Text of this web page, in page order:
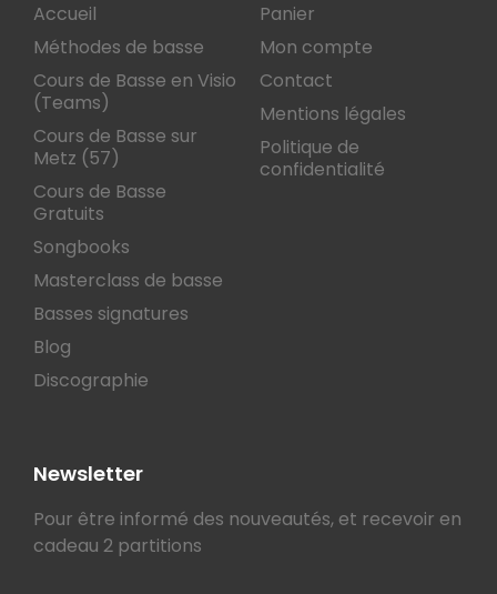
Accueil
Méthodes de basse
Cours de Basse en Visio
(Teams)
Cours de Basse sur
Metz (57)
Cours de Basse
Gratuits
Songbooks
Masterclass de basse
Basses signatures
Blog
Discographie
Panier
Mon compte
Contact
Mentions légales
Politique de
confidentialité
Newsletter
Pour être informé des nouveautés, et recevoir en
cadeau 2 partitions